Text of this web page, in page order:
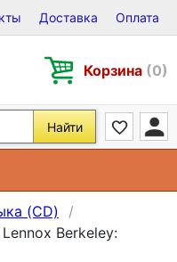
Виниле, CD и DVD
Доставка Оплата
Корзина (0)
Найти
(CD)
Lennox Berkeley: